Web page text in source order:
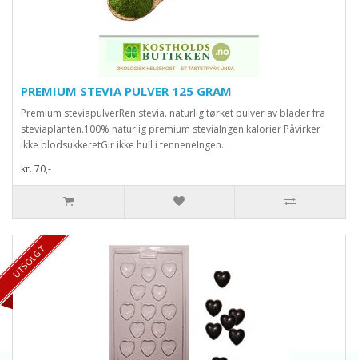
PREMIUM STEVIA PULVER 125 GRAM
Premium steviapulverRen stevia. naturlig tørket pulver av blader fra
steviaplanten.100% naturlig premium steviaIngen kalorier Påvirker
ikke blodsukkeretGir ikke hull i tenneneIngen..
kr. 70,-
UTSOLGT